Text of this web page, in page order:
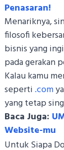
Penasaran!
Menariknya,
filosofi
bisnis yang
pada gerakan
Kalau kamu
seperti .com
yang tetap
Baca Juga:
Website-mu
Untuk Siapa